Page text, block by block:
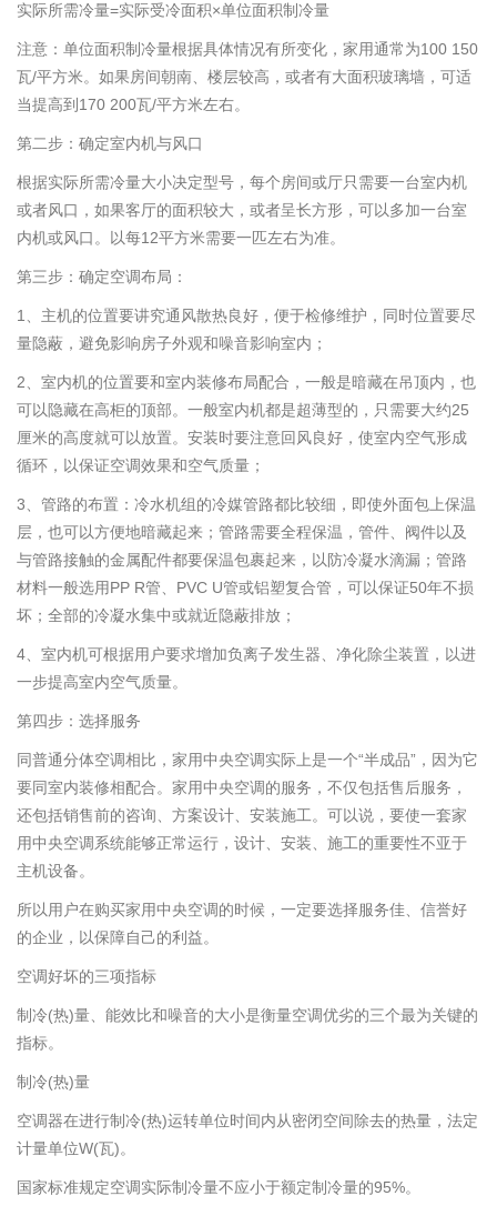
实际所需冷量=实际受冷面积×单位面积制冷量
注意：单位面积制冷量根据具体情况有所变化，家用通常为100 150
瓦/平方米。如果房间朝南、楼层较高，或者有大面积玻璃墙，可适
当提高到170 200瓦/平方米左右。
第二步：确定室内机与风口
根据实际所需冷量大小决定型号，每个房间或厅只需要一台室内机
或者风口，如果客厅的面积较大，或者呈长方形，可以多加一台室
内机或风口。以每12平方米需要一匹左右为准。
第三步：确定空调布局：
1、主机的位置要讲究通风散热良好，便于检修维护，同时位置要尽
量隐蔽，避免影响房子外观和噪音影响室内；
2、室内机的位置要和室内装修布局配合，一般是暗藏在吊顶内，也
可以隐藏在高柜的顶部。一般室内机都是超薄型的，只需要大约25
厘米的高度就可以放置。安装时要注意回风良好，使室内空气形成
循环，以保证空调效果和空气质量；
3、管路的布置：冷水机组的冷媒管路都比较细，即使外面包上保温
层，也可以方便地暗藏起来；管路需要全程保温，管件、阀件以及
与管路接触的金属配件都要保温包裹起来，以防冷凝水滴漏；管路
材料一般选用PP R管、PVC U管或铝塑复合管，可以保证50年不损
坏；全部的冷凝水集中或就近隐蔽排放；
4、室内机可根据用户要求增加负离子发生器、净化除尘装置，以进
一步提高室内空气质量。
第四步：选择服务
同普通分体空调相比，家用中央空调实际上是一个“半成品”，因为它
要同室内装修相配合。家用中央空调的服务，不仅包括售后服务，
还包括销售前的咨询、方案设计、安装施工。可以说，要使一套家
用中央空调系统能够正常运行，设计、安装、施工的重要性不亚于
主机设备。
所以用户在购买家用中央空调的时候，一定要选择服务佳、信誉好
的企业，以保障自己的利益。
空调好坏的三项指标
制冷(热)量、能效比和噪音的大小是衡量空调优劣的三个最为关键的
指标。
制冷(热)量
空调器在进行制冷(热)运转单位时间内从密闭空间除去的热量，法定
计量单位W(瓦)。
国家标准规定空调实际制冷量不应小于额定制冷量的95%。